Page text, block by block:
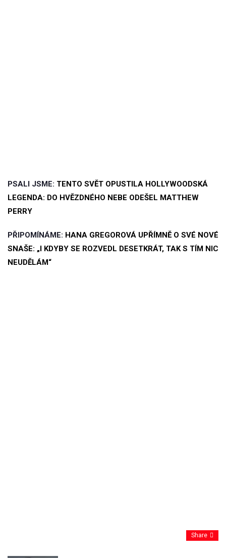
PSALI JSME: TENTO SVĚT OPUSTILA HOLLYWOODSKÁ
LEGENDA: DO HVĚZDNÉHO NEBE ODEŠEL MATTHEW
PERRY
PŘIPOMÍNÁME: HANA GREGOROVÁ UPŘÍMNĚ O SVÉ NOVÉ
SNAŠE: „I KDYBY SE ROZVEDL DESETKRÁT, TAK S TÍM NIC
NEUDĚLÁM“
Share